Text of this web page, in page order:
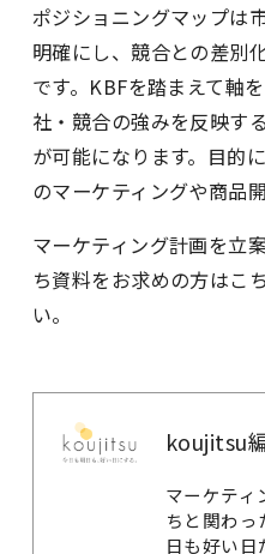
ポジショニングマップは
明確にし、競合との差別
です。KBFを踏まえて軸
社・競合の強みを反映す
が可能になります。目的
のマーケティングや商品
マーケティング計画を立
ち資料をお求めの方はこ
い。
koujitsu
マーケティ
ちと関わっ
日も好い日